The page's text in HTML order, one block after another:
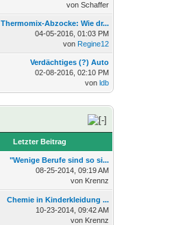
von Schaffer
Thermomix-Abzocke: Wie dr...
04-05-2016, 01:03 PM
von Regine12
Verdächtiges (?) Auto
02-08-2016, 02:10 PM
vonldb
Letzter Beitrag
"Wenige Berufe sind so si...
08-25-2014, 09:19 AM
von Krennz
Chemie in Kinderkleidung ...
10-23-2014, 09:42 AM
von Krennz